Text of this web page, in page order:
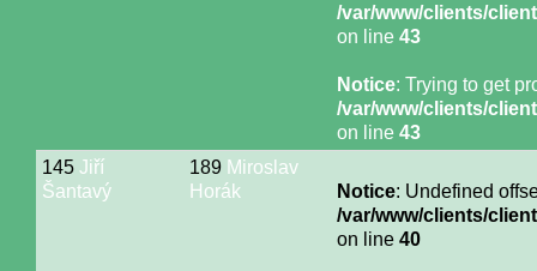
/var/www/clients/
on line 43
Notice: Trying to get
/var/www/clients/
on line 43
145 Jiří
Šantavý
189 Miroslav
Horák
Notice: Undefined
/var/www/clients/
on line 40